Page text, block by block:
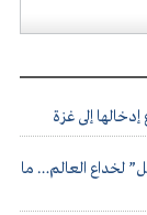
إدخالها إلى غزة
لخداع العالم… ما